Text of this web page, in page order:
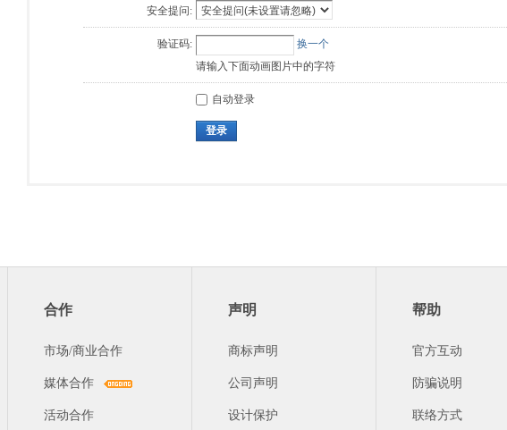
安全提问:
验证码:
换一个
请输入下面动画图片中的字符
自动登录
登录
合作
市场/商业合作
媒体合作
活动合作
声明
商标声明
公司声明
设计保护
帮助
官方互动
防骗说明
联络方式